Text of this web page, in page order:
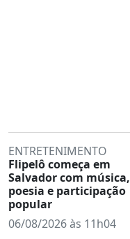
ENTRETENIMENTO
Flipelô começa em
Salvador com música,
poesia e participação
popular
06/08/2026 às 11h04